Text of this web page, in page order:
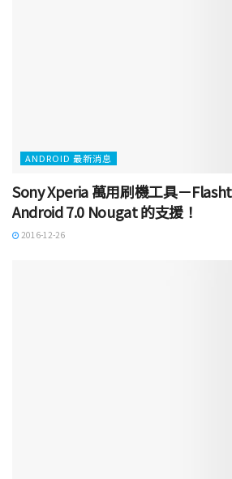
ANDROID 最新消息
Sony Xperia 萬用刷機工具－
Android 7.0 Nougat 的支援！
2016-12-26